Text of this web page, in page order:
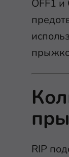
OFF1 и
RIP